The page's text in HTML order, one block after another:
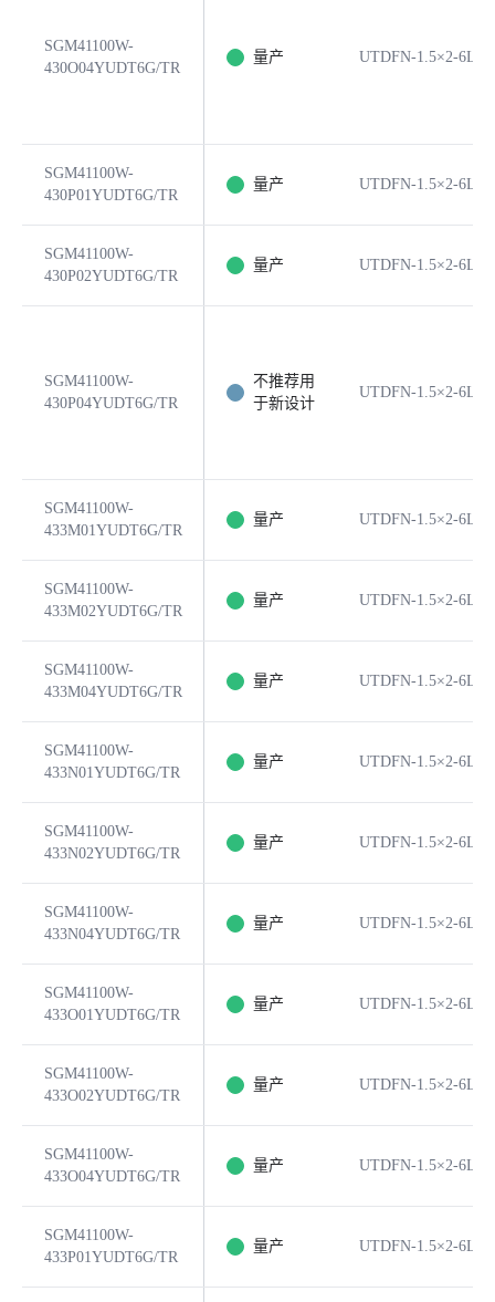
SGM41100W-
430O04YUDT6G/TR
量产 UTDFN-1.5×2-6L
SGM41100W-
430P01YUDT6G/TR
量产 UTDFN-1.5×2-6L
SGM41100W-
430P02YUDT6G/TR
量产 UTDFN-1.5×2-6L
SGM41100W-
430P04YUDT6G/TR
不推荐用
于新设计
UTDFN-1.5×2-6L
SGM41100W-
433M01YUDT6G/TR
量产 UTDFN-1.5×2-6L
SGM41100W-
433M02YUDT6G/TR
量产 UTDFN-1.5×2-6L
SGM41100W-
433M04YUDT6G/TR
量产 UTDFN-1.5×2-6L
SGM41100W-
433N01YUDT6G/TR
量产 UTDFN-1.5×2-6L
SGM41100W-
433N02YUDT6G/TR
量产 UTDFN-1.5×2-6L
SGM41100W-
433N04YUDT6G/TR
量产 UTDFN-1.5×2-6L
SGM41100W-
433O01YUDT6G/TR
量产 UTDFN-1.5×2-6L
SGM41100W-
433O02YUDT6G/TR
量产 UTDFN-1.5×2-6L
SGM41100W-
433O04YUDT6G/TR
量产 UTDFN-1.5×2-6L
SGM41100W-
433P01YUDT6G/TR
量产 UTDFN-1.5×2-6L